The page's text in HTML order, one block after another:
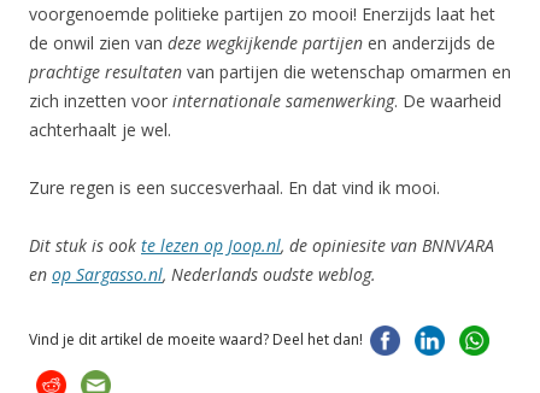
voorgenoemde politieke partijen zo mooi! Enerzijds laat het
de onwil zien van deze wegkijkende partijen en anderzijds de
prachtige resultaten van partijen die wetenschap omarmen en
zich inzetten voor internationale samenwerking. De waarheid
achterhaalt je wel.
Zure regen is een succesverhaal. En dat vind ik mooi.
Dit stuk is ook te lezen op Joop.nl, de opiniesite van BNNVARA
en op Sargasso.nl, Nederlands oudste weblog.
Vind je dit artikel de moeite waard? Deel het dan!